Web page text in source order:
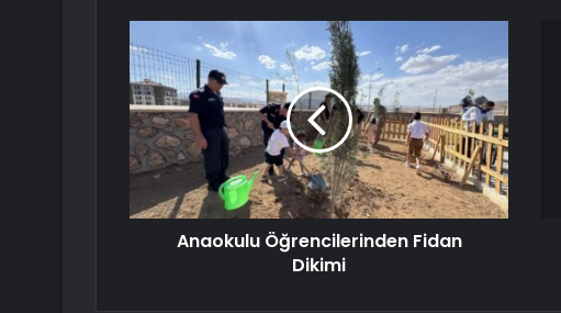
Anaokulu Öğrencilerinden Fidan
Dikimi